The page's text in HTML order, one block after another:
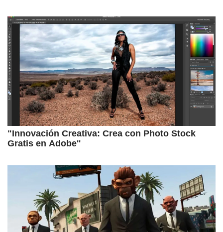
"Innovación Creativa: Crea con Photo Stock
Gratis en Adobe''